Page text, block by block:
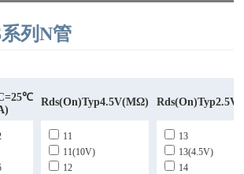
列N管
Rds(on)typ4.5V(mΩ)
11
11(10V)
12
13
13(4.5V)
14